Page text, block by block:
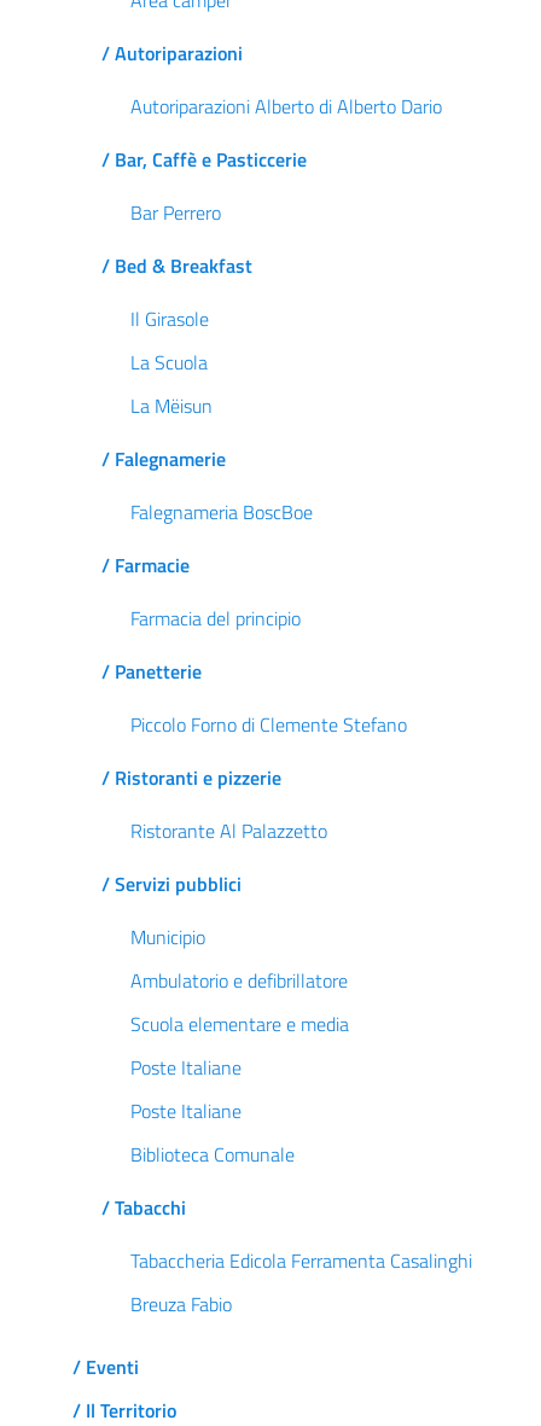
/ Autoriparazioni
Autoriparazioni Alberto di Alberto Dario
/ Bar, Caffè e Pasticcerie
Bar Perrero
/ Bed & Breakfast
Il Girasole
La Scuola
La Mëisun
/ Falegnamerie
Falegnameria BoscBoe
/ Farmacie
Farmacia del principio
/ Panetterie
Piccolo Forno di Clemente Stefano
/ Ristoranti e pizzerie
Ristorante Al Palazzetto
/ Servizi pubblici
Municipio
Ambulatorio e defibrillatore
Scuola elementare e media
Poste Italiane
Poste Italiane
Biblioteca Comunale
/ Tabacchi
Tabaccheria Edicola Ferramenta Casalinghi
Breuza Fabio
/ Eventi
/ Il Territorio